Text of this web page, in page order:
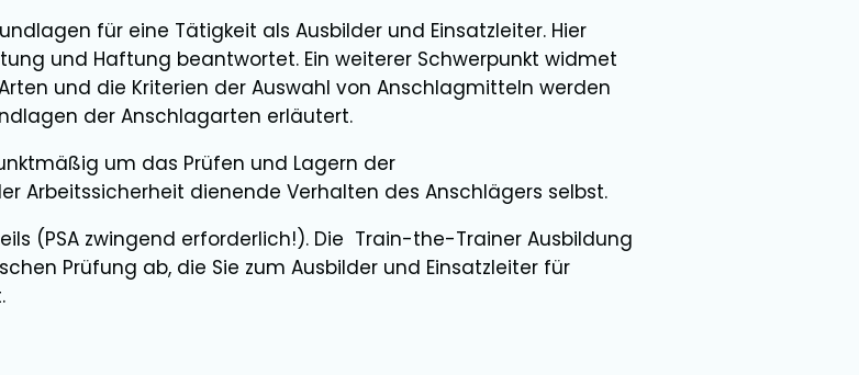
für eine Tätigkeit als Ausbilder und Einsatzleiter. Hier
und Haftung beantwortet. Ein weiterer Schwerpunkt widmet
und die Kriterien der Auswahl von Anschlagmitteln werden
der Anschlagarten erläutert.
um das Prüfen und Lagern der
Arbeitssicherheit dienende Verhalten des Anschlägers selbst.
(PSA zwingend erforderlich!). Die Train-the-Trainer Ausbildung
Prüfung ab, die Sie zum Ausbilder und Einsatzleiter für